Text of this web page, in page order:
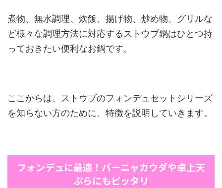
煮物、無水調理、炊飯、揚げ物、炒め物、グリルな
ど様々な調理方法に対応するストウブ鍋はひとつ持
っておきたい便利なお鍋です。
ここからは、ストウブのフォンデュセットシリーズ
を知らない方のために、特徴を説明していきます。
フォンデュに最適！バーニャカウダや卓上天
ぷらにもピッタリ